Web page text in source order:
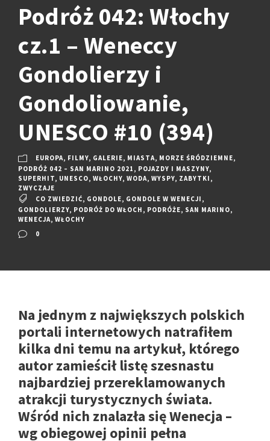
Podróż 042: Włochy
cz.1 – Weneccy
Gondolierzy i
Gondoliowanie,
UNESCO #10 (394)
EUROPA, FILMY, GALERIE, MIASTA, MORZE ŚRÓDZIEMNE,
PODRÓŻ 042 – SAN MARINO 2021 , POJAZDY I MASZYNY,
SUPERHIT, UNESCO, WŁOCHY, WODA, WYSPY, ZABYTKI ,
ZWYCZAJE
CO ZWIEDZIĆ, GONDOLE, GONDOLE W WENECJI ,
GONDOLIERZY, PODRÓŻ DO WŁOCH , PODRÓŻE, SAN MARINO,
WENECJA, WŁOCHY
0
Na jednym z największych polskich
portali internetowych natrafiłem
kilka dni temu na artykuł, którego
autor zamieścił listę szesnastu
najbardziej przereklamowanych
atrakcji turystycznych świata.
Wśród nich znalazła się Wenecja –
wg obiegowej opinii pełna